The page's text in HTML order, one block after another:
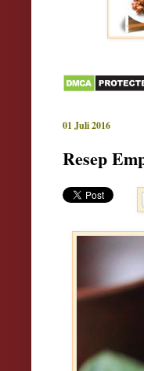
01 Juli 2016
Resep